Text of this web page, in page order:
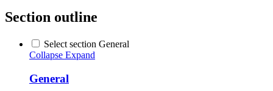
Section outline
Select section General
Collapse Expand
General